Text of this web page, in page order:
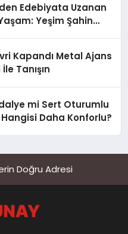
Edebiyata Uzanan
Yeşim Şahin
Kapandı Metal Ajans
Tanışın
mi Sert Oturumlu
Daha Konforlu?
Doğru Adresi